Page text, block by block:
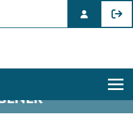
ESPINOSA